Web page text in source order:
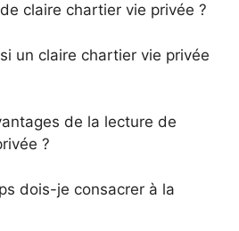
claire chartier vie privée ?
un claire chartier vie privée
de la lecture de
?
dois-je consacrer à la